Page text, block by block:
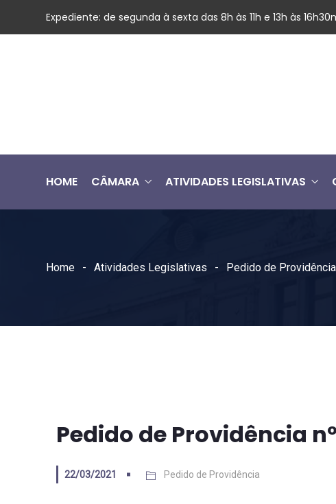
Expediente: de segunda à sexta das 8h às 11h e 13h às
HOME CÂMARA ATIVIDADES LEGISLATIVAS
Home Atividades Legislativas Pedido de Providência
Pedido de Providência nº
22/03/2021 Pedido de Providência